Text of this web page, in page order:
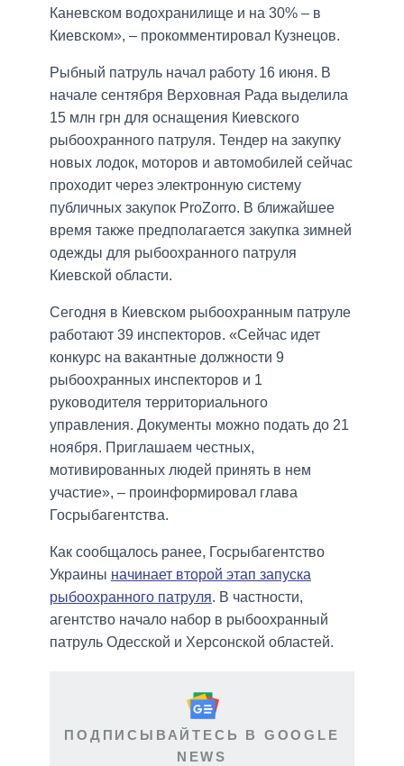
Каневском водохранилище и на 30% – в
Киевском», – прокомментировал Кузнецов.
Рыбный патруль начал работу 16 июня. В
начале сентября Верховная Рада выделила
15 млн грн для оснащения Киевского
рыбоохранного патруля. Тендер на закупку
новых лодок, моторов и автомобилей сейчас
проходит через электронную систему
публичных закупок ProZorro. В ближайшее
время также предполагается закупка зимней
одежды для рыбоохранного патруля
Киевской области.
Сегодня в Киевском рыбоохранным патруле
работают 39 инспекторов. «Сейчас идет
конкурс на вакантные должности 9
рыбоохранных инспекторов и 1
руководителя территориального
управления. Документы можно подать до 21
ноября. Приглашаем честных,
мотивированных людей принять в нем
участие», – проинформировал глава
Госрыбагентства.
Как сообщалось ранее, Госрыбагентство
Украины начинает второй этап запуска
рыбоохранного патруля. В частности,
агентство начало набор в рыбоохранный
патруль Одесской и Херсонской областей.
ПОДПИСЫВАЙТЕСЬ В GOOGLE
NEWS